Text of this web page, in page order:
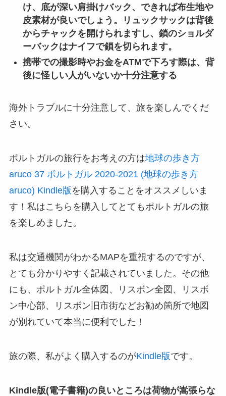
け、底が深い肩掛けバック、できれば布生地や
皮素材が良いでしょう。リュックサックは背後
からチャックを開けられますし、鎖のショルダ
ーバックはナイフで鎖を切られます。
携帯での撮影時やお金をATMで下ろす際は、背
後に怪しい人がいないか十分注意する
海外トラブルに十分注意して、旅を楽しんでくだ
さい。
ポルトガルの旅行をお考えの方は地球の歩き方
aruco 37 ポルトガル 2020-2021 (地球の歩き方
aruco) Kindle版 を購入することをオススメしいま
す！私はこちらを購入してとてもポルトガルの旅
を楽しめました。
私は交通機関がわかるMAPを重視するのですが、
とても分かりやすく記載されていました。その他
にも、ポルトガル全体図、リスボン全図、リスボ
ン中心部、リスボン旧市街などお勧め箇所で地図
が別れていて本当に便利でした！
旅の際、私がよく購入するのがKindle版です。
Kindle版(電子書籍)の良いところは荷物が嵩張らな